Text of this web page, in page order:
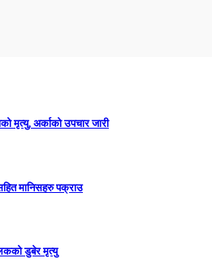
मृत्यु, अर्काको उपचार जारी
मानिसहरु पक्राउ
डुबेर मृत्यु